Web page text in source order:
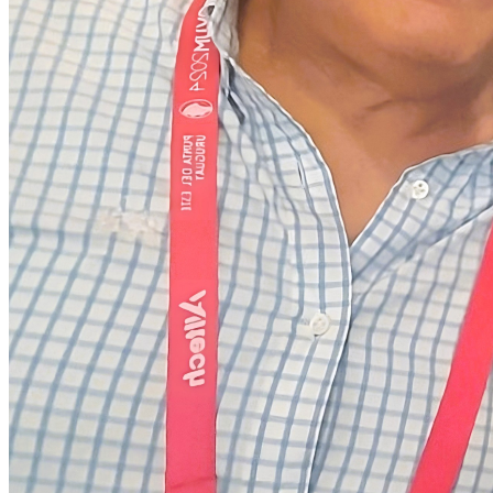
Outsourcing
Due Diligence
Constitución de Empresas
Tasaciones
CLIENTES
CONSULTAS